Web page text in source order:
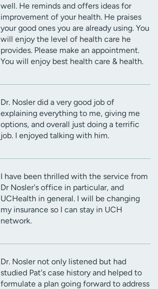
well. He reminds and offers ideas for
improvement of your health. He praises
your good ones you are already using. You
will enjoy the level of health care he
provides. Please make an appointment.
You will enjoy best health care & health.
Dr. Nosler did a very good job of
explaining everything to me, giving me
options, and overall just doing a terrific
job. I enjoyed talking with him.
I have been thrilled with the service from
Dr Nosler's office in particular, and
UCHealth in general. I will be changing
my insurance so I can stay in UCH
network.
Dr. Nosler not only listened but had
studied Pat's case history and helped to
formulate a plan going forward to address